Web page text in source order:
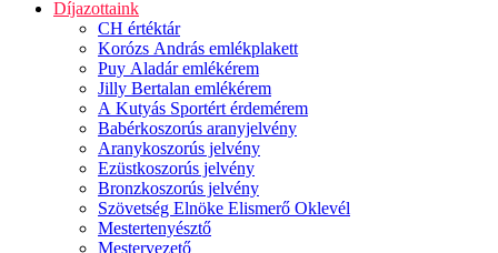
Díjazottaink
CH értéktár
Korózs András emlékplakett
Puy Aladár emlékérem
Jilly Bertalan emlékérem
A Kutyás Sportért érdemérem
Babérkoszorús aranyjelvény
Aranykoszorús jelvény
Ezüstkoszorús jelvény
Bronzkoszorús jelvény
Szövetség Elnöke Elismerő Oklevél
Mestertenyésztő
Mestervezető